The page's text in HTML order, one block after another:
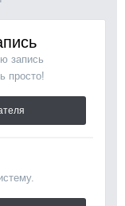
запись
просто!